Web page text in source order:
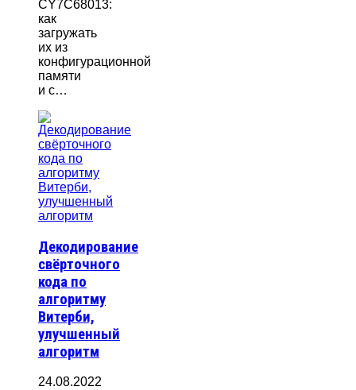
CY7C68013:
как
загружать
их из
конфигурационной
памяти
и с…
Декодирование
свёрточного
кода по
алгоритму
Витерби,
улучшенный
алгоритм
24.08.2022